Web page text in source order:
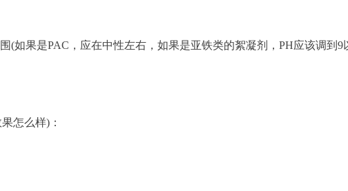
(如果是PAC，应在中性左右，如果是亚铁类的絮凝剂，PH应该调到9
怎么样)：